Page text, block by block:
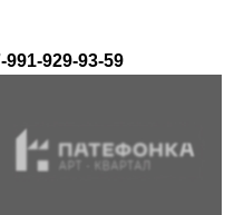
991-929-93-59